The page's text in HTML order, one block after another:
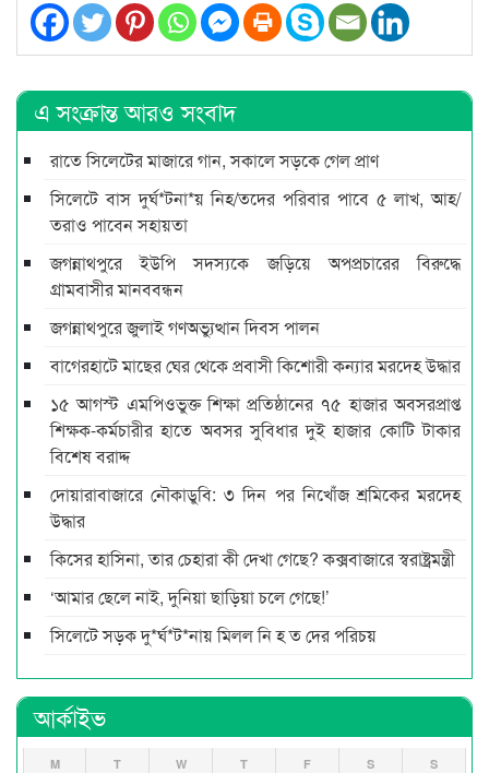
এ সংক্রান্ত আরও সংবাদ
রাতে সিলেটের মাজারে গান, সকালে সড়কে গেল প্রাণ
সিলেটে বাস দুর্ঘ*টনা*য় নিহ/তদের পরিবার পাবে ৫ লাখ, আহ/
তরাও পাবেন সহায়তা
জগন্নাথপুরে ইউপি সদস্যকে জড়িয়ে অপপ্রচারের বিরুদ্ধে
গ্রামবাসীর মানববন্ধন
জগন্নাথপুরে জুলাই গণঅভ্যুত্থান দিবস পালন
বাগেরহাটে মাছের ঘের থেকে প্রবাসী কিশোরী কন্যার মরদেহ উদ্ধার
১৫ আগস্ট এমপিওভুক্ত শিক্ষা প্রতিষ্ঠানের ৭৫ হাজার অবসরপ্রাপ্ত
শিক্ষক-কর্মচারীর হাতে অবসর সুবিধার দুই হাজার কোটি টাকার
বিশেষ বরাদ্দ
দোয়ারাবাজারে নৌকাডুবি: ৩ দিন পর নিখোঁজ শ্রমিকের মরদেহ
উদ্ধার
কিসের হাসিনা, তার চেহারা কী দেখা গেছে? কক্সবাজারে স্বরাষ্ট্রমন্ত্রী
‘আমার ছেলে নাই, দুনিয়া ছাড়িয়া চলে গেছে!’
সিলেটে সড়ক দু*র্ঘ*ট*নায় মিলল নি হ ত দের পরিচয়
আর্কাইভ
M T W T F S S